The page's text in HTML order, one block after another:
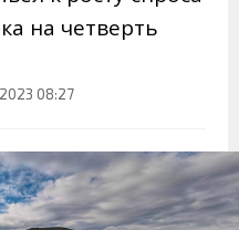
на четверть
08:27